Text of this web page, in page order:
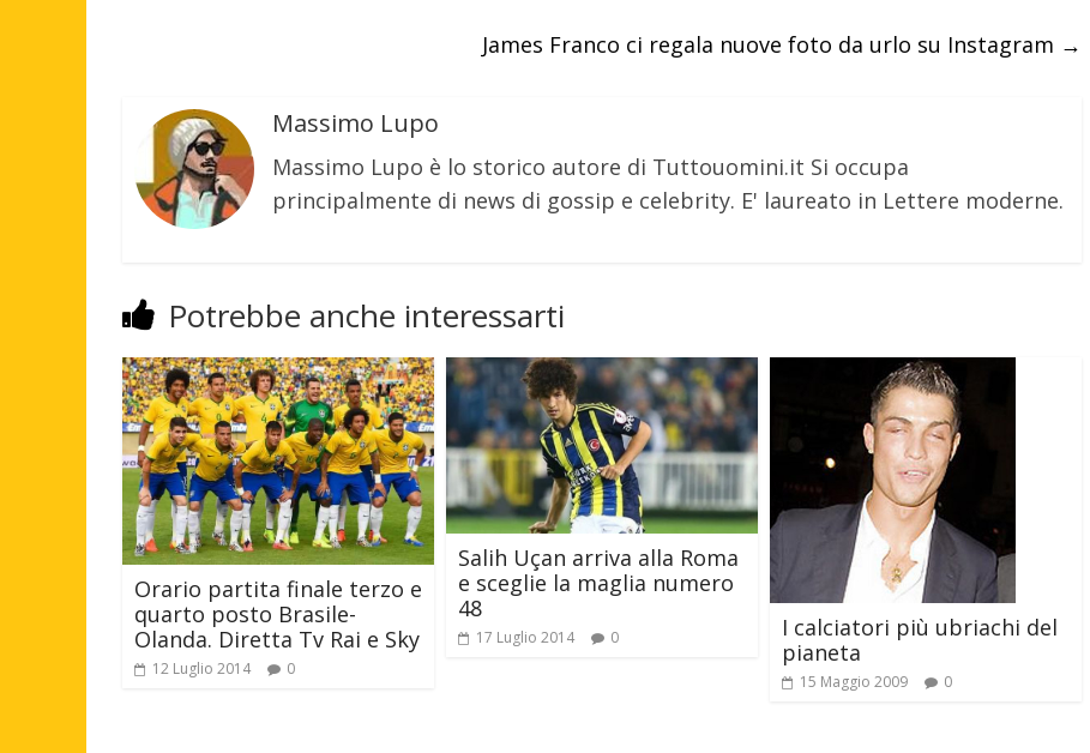
James Franco ci regala nuove foto da urlo su Instagram →
Massimo Lupo
Massimo Lupo è lo storico autore di Tuttouomini.it Si occupa
principalmente di news di gossip e celebrity. E' laureato in Lettere moderne.
Potrebbe anche interessarti
Orario partita finale terzo e
quarto posto Brasile-
Olanda. Diretta Tv Rai e Sky
12 Luglio 2014 0
Salih Uçan arriva alla Roma
e sceglie la maglia numero
48
17 Luglio 2014 0
I calciatori più ubriachi del
pianeta
15 Maggio 2009 0